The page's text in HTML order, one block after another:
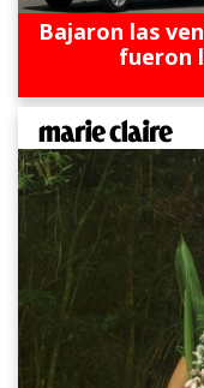
Bajaron las
fueron